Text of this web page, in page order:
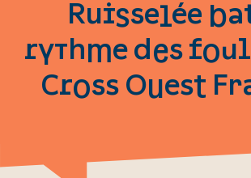
Ruisselée
rythme des
Cross Ouest